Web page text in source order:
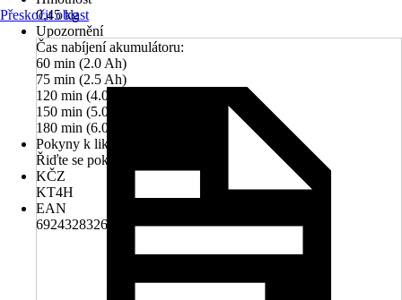
0,45 kg
Upozornění
Čas nabíjení akumulátoru:
60 min (2.0 Ah)
75 min (2.5 Ah)
120 min (4.0 Ah)
150 min (5.0 Ah)
180 min (6.0 Ah)
Pokyny k likvidaci
Řiďte se pokyny pro likvidaci
KČZ
KT4H
EAN
6924328326052
Přeskočit oblast